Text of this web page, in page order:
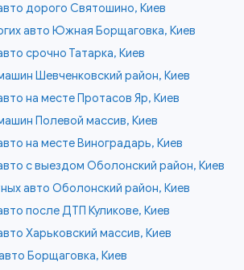
дорого Святошино, Киев
авто Южная Борщаговка, Киев
срочно Татарка, Киев
Шевченковский район, Киев
на месте Протасов Яр, Киев
Полевой массив, Киев
на месте Виноградарь, Киев
с выездом Оболонский район, Киев
авто Оболонский район, Киев
после ДТП Куликове, Киев
Харьковский массив, Киев
Борщаговка, Киев